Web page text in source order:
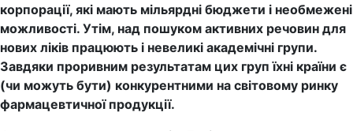
корпорації, які мають мільярдні бюджети і необмежені
можливості. Утім, над пошуком активних речовин для
нових ліків працюють і невеликі академічні групи.
Завдяки проривним результатам цих груп їхні країни є
(чи можуть бути) конкурентними на світовому ринку
фармацевтичної продукції.